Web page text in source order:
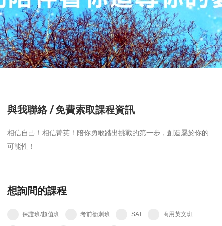
與我聯絡 / 免費索取課程資訊
相信自己！相信菁英！陪你勇敢踏出挑戰的第一步，創造屬於你的
可能性！
想詢問的課程
保證班/超值班 考前衝刺班 SAT 商用英文班